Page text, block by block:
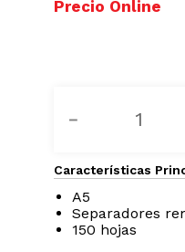
－
Características
A5
Separadores
150 hojas